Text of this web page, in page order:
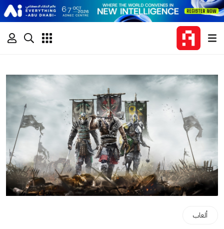
ألعاب